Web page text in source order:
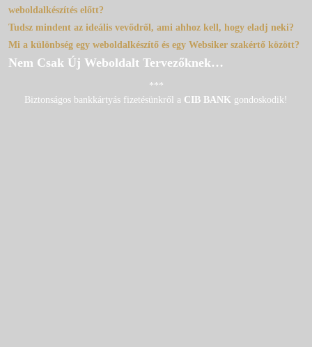
weboldalkészítés előtt?
Tudsz mindent az ideális vevődről, ami ahhoz kell, hogy eladj neki?
Mi a különbség egy weboldalkészítő és egy Websiker szakértő között?
Nem Csak Új Weboldalt Tervezőknek…
***
Biztonságos bankkártyás fizetésünkről a CIB BANK gondoskodik!